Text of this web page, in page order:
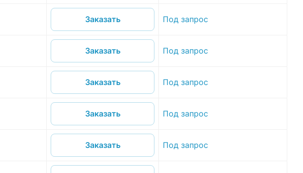
Заказать Под запрос
Заказать Под запрос
Заказать Под запрос
Заказать Под запрос
Заказать Под запрос